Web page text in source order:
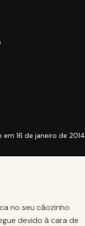
em 16 de janeiro de 2014
no seu cãozinho
devido à cara de